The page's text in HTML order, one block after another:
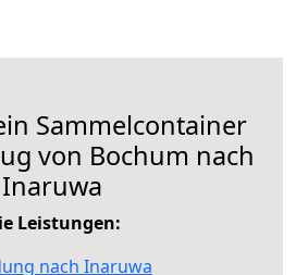
Sammelcontainer
von Bochum nach
Inaruwa
Leistungen:
nach Inaruwa